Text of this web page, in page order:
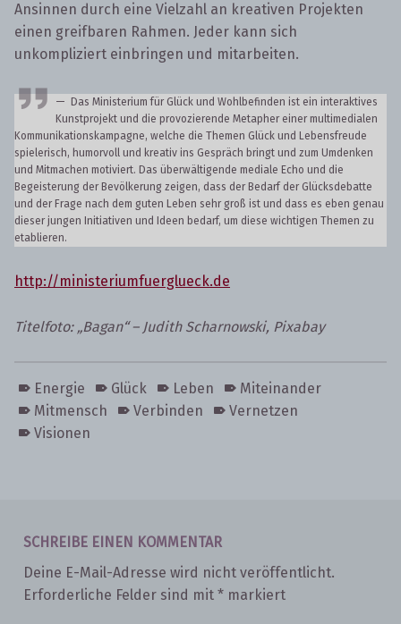
Ansinnen durch eine Vielzahl an kreativen Projekten
einen greifbaren Rahmen. Jeder kann sich
unkompliziert einbringen und mitarbeiten.
Das Ministerium für Glück und Wohlbefinden ist ein interaktives
Kunstprojekt und die provozierende Metapher einer multimedialen
Kommunikationskampagne, welche die Themen Glück und Lebensfreude
spielerisch, humorvoll und kreativ ins Gespräch bringt und zum Umdenken
und Mitmachen motiviert. Das überwältigende mediale Echo und die
Begeisterung der Bevölkerung zeigen, dass der Bedarf der Glücksdebatte
und der Frage nach dem guten Leben sehr groß ist und dass es eben genau
dieser jungen Initiativen und Ideen bedarf, um diese wichtigen Themen zu
etablieren.
http://ministeriumfuerglueck.de
Titelfoto: „Bagan“ – Judith Scharnowski, Pixabay
Energie Glück Leben
Miteinander
Mitmensch
Verbinden
Vernetzen
Visionen
SCHREIBE EINEN KOMMENTAR
Deine E-Mail-Adresse wird nicht veröffentlicht.
Erforderliche Felder sind mit *markiert